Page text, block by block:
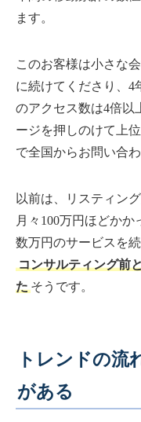
ます。
このお客様は小さな
に続けてくださり、4
のアクセス数は4倍以
ージを押しのけて上
で全国からお問い合
以前は、リスティン
月々100万円ほどか
数万円のサービスを
コンサルティング前
た そうです。
トレンドの流
がある